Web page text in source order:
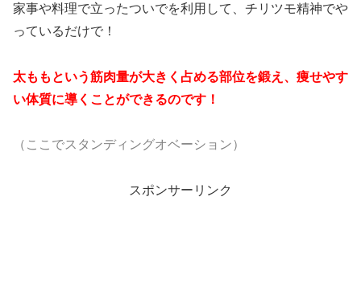
家事や料理で立ったついでを利用して、チリツモ精神でや
っているだけで！
太ももという筋肉量が大きく占める部位を鍛え、痩せやす
い体質に導くことができるのです！
（ここでスタンディングオベーション）
スポンサーリンク